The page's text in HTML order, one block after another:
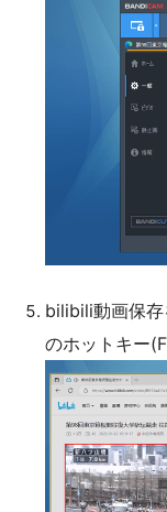
bilibili動画保存
のホットキー